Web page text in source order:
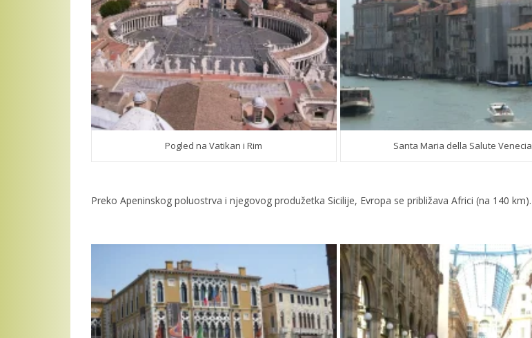
Pogled na Vatikan i Rim Santa Maria della Salute Venecia
Preko Apeninskog poluostrva i njegovog produžetka Sicilije, Evropa se približava Africi (na 140 km).